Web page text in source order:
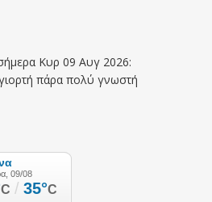
Κυρ 09 Αυγ 2026:
πάρα πολύ γνωστή